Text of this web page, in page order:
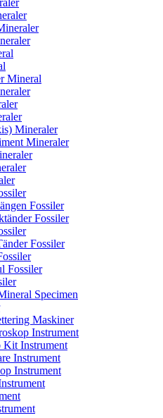
Mineral
Mineraler
Mineraler
Fossiler
Fossiler
Fossiler
Fossiler
Specimen
Maskiner
Instrument
Kit Instrument
Instrument
Instrument